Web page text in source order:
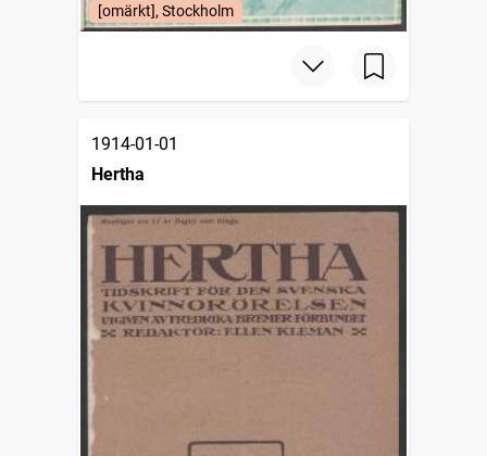
[omärkt], Stockholm
1914-01-01
Hertha